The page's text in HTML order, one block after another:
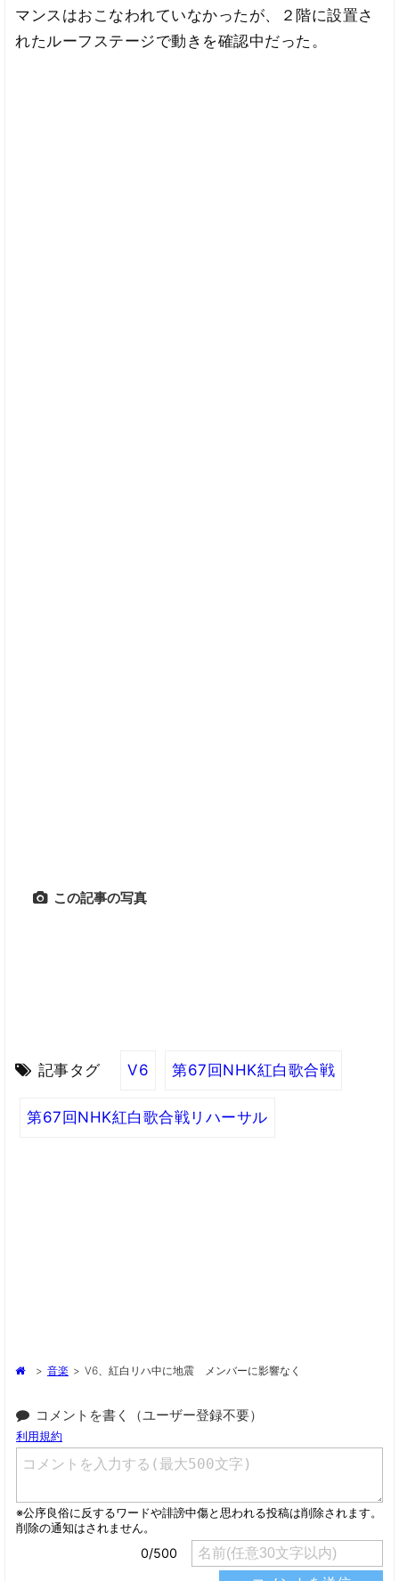
マンスはおこなわれていなかったが、２階に設置さ
れたルーフステージで動きを確認中だった。
この記事の写真
記事タグ V6 第67回NHK紅白歌合戦
第67回NHK紅白歌合戦リハーサル
> 音楽 > V6、紅白リハ中に地震 メンバーに影響なく
コメントを書く（ユーザー登録不要）